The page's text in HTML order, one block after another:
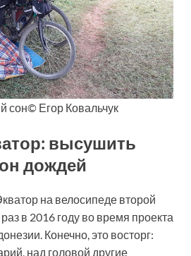
сон© Егор Ковальчук
высушить
дождей
на велосипеде второй
в 2016 году во время проекта
Конечно, это восторг:
над головой другие